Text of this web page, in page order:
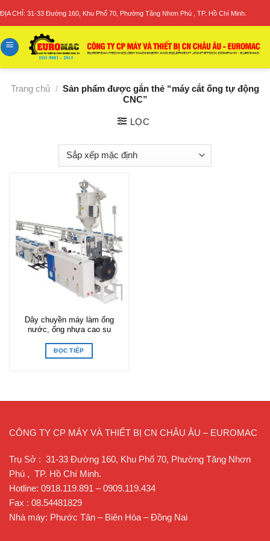
ĐỊA CHỈ: 31-33 Đường 160, Khu Phố 70, Phường Tăng Nhơn Phú , TP. Hồ Chí Minh.
Trang chủ / Sản phẩm được gắn thẻ “máy cắt ống tự động
CNC”
LỌC
Dây chuyền máy làm ống
nước, ống nhựa cao su
ĐỌC TIẾP
CÔNG TY CP MÁY VÀ THIẾT BỊ CN CHÂU ÂU – EUROMAC
Trụ Sở : 31-33 Đường 160, Khu Phố 70, Phường Tăng Nhơn
Phú , TP. Hồ Chí Minh.
Hotline: 0918.119.891 – 0909.119.434
Fax : 08.54481829
Nhà máy: Phước Tân – Biên Hòa – Đồng Nai